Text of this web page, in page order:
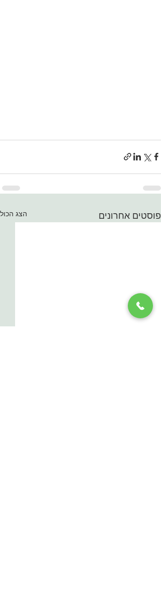
פוסטים אחרונים הצג הכול